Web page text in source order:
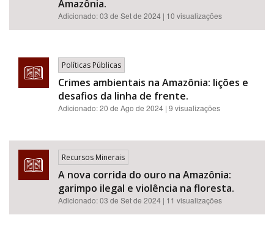
Amazônia.
Adicionado:03 de Set de 2024 | 10 visualizações
Políticas Públicas
Crimes ambientais na Amazônia: lições e
desafios da linha de frente.
Adicionado:20 de Ago de 2024 | 9 visualizações
Recursos Minerais
A nova corrida do ouro na Amazônia:
garimpo ilegal e violência na floresta.
Adicionado:03 de Set de 2024 | 11 visualizações